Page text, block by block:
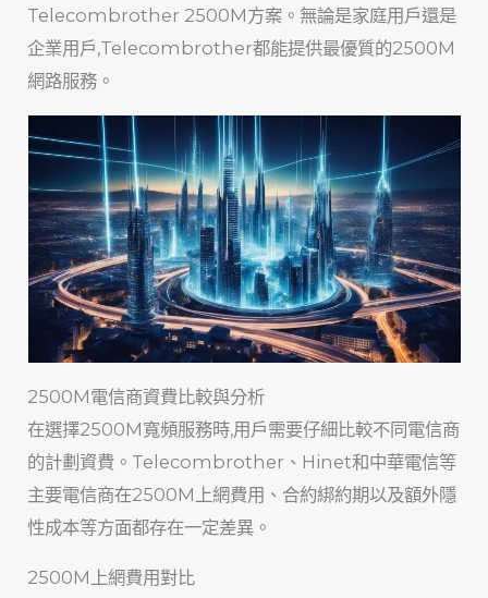
Telecombrother 2500M方案。無論是家庭用戶還是
企業用戶,Telecombrother都能提供最優質的2500M
網路服務。
2500M電信商資費比較與分析
在選擇2500M寬頻服務時,用戶需要仔細比較不同電信商
的計劃資費。Telecombrother、Hinet和中華電信等
主要電信商在2500M上網費用、合約綁約期以及額外隱
性成本等方面都存在一定差異。
2500M上網費用對比